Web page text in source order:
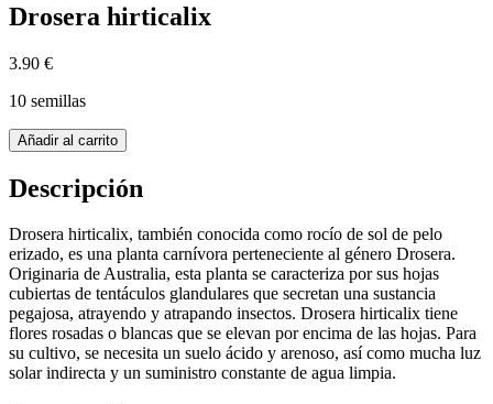
Drosera hirticalix
3.90 €
10 semillas
Añadir al carrito
Descripción
Drosera hirticalix, también conocida como rocío de sol de pelo
erizado, es una planta carnívora perteneciente al género Drosera.
Originaria de Australia, esta planta se caracteriza por sus hojas
cubiertas de tentáculos glandulares que secretan una sustancia
pegajosa, atrayendo y atrapando insectos. Drosera hirticalix tiene
flores rosadas o blancas que se elevan por encima de las hojas. Para
su cultivo, se necesita un suelo ácido y arenoso, así como mucha luz
solar indirecta y un suministro constante de agua limpia.